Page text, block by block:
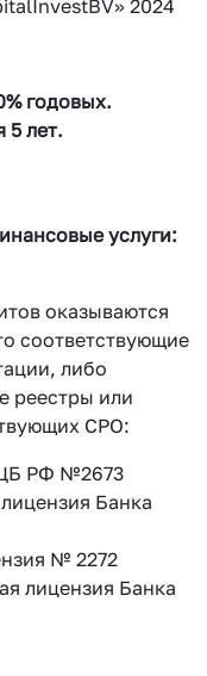
2024
годовых.
5 лет.
услуги:
оказываются
соответствующие
либо
реестры или
СРО:
РФ №2673
Банка
№ 2272
лицензия Банка